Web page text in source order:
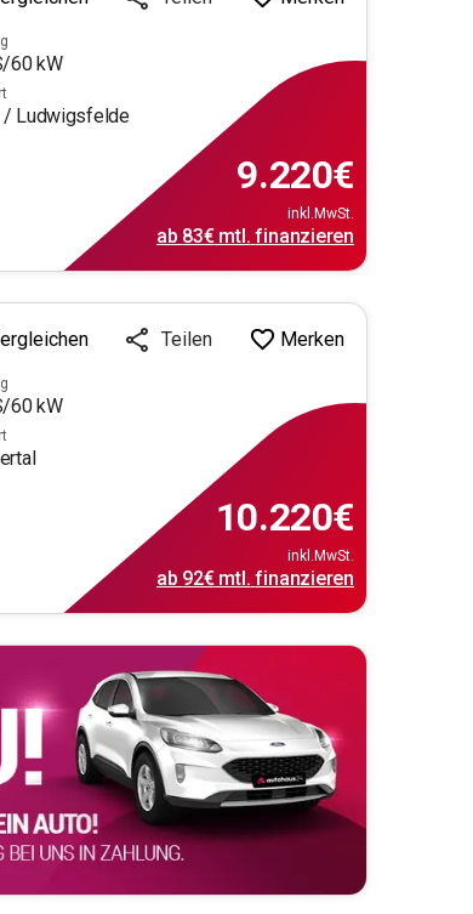
60kW
/ Ludwigsfelde
9.220€
inkl.MwSt.
ab 83€mtl. finanzieren
Teilen Merken
60kW
10.220€
inkl.MwSt.
ab 92€mtl. finanzieren